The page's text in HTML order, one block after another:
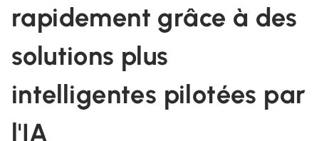
rapidement grâce à des
solutions plus
intelligentes pilotées par
l'IA